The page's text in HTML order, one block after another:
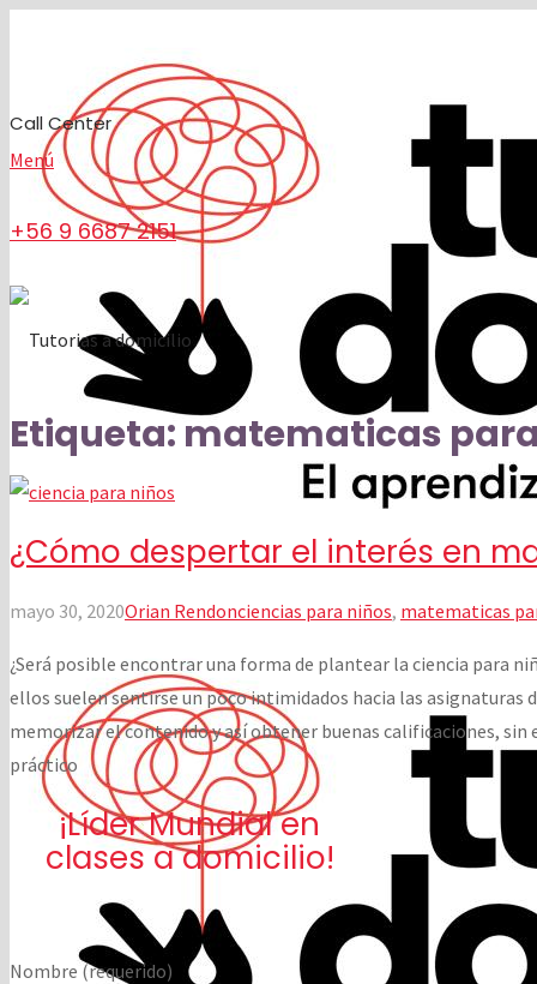
Call Center
+56 9 6687 2151
Menú
Etiqueta: matematicas
¿Cómo despertar el interés en
mayo 30, 2020Orian Rendonciencias para niños, matematicas
¿Será posible encontrar una forma de plantear la ciencia para
ellos suelen sentirse un poco intimidados hacia las asignaturas
memorizar el contenido y así obtener buenas calificaciones,
práctico
¡Líder Mundial en
clases a domicilio!
Nombre (requerido)